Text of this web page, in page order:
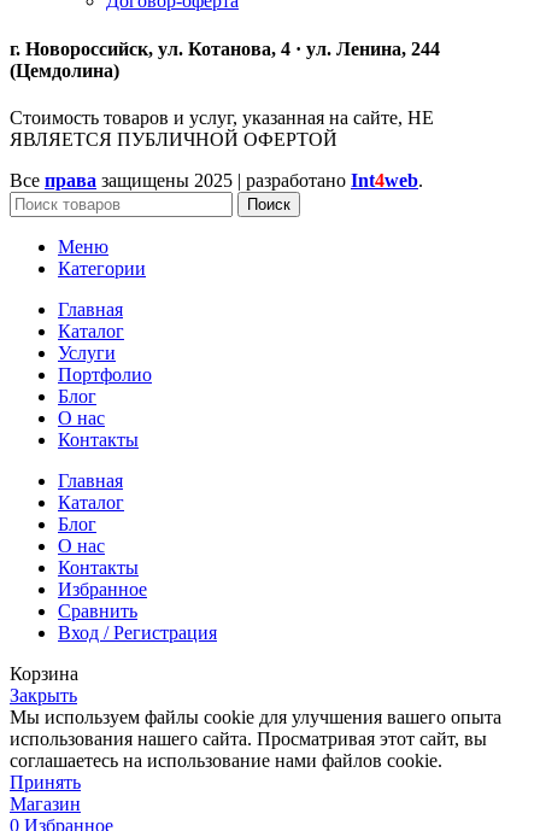
г. Новороссийск, ул. Котанова, 4 · ул. Ленина, 244
(Цемдолина)
Стоимость товаров и услуг, указанная на сайте, НЕ
ЯВЛЯЕТСЯ ПУБЛИЧНОЙ ОФЕРТОЙ
Все права защищены 2025 | разработано Int4web.
Поиск
Меню
Категории
Главная
Каталог
Услуги
Портфолио
Блог
О нас
Контакты
Главная
Каталог
Блог
О нас
Контакты
Избранное
Сравнить
Вход / Регистрация
Корзина
Закрыть
Мы используем файлы cookie для улучшения вашего опыта
использования нашего сайта. Просматривая этот сайт, вы
соглашаетесь на использование нами файлов cookie.
Принять
Магазин
0 Избранное